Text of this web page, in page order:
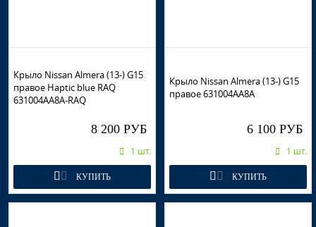
Крыло Nissan Almera (13-) G15
правое Haptic blue RAQ
631004AA8A-RAQ
8 200 РУБ
1 шт.
КУПИТЬ
Крыло Nissan Almera (13-) G15
правое 631004AA8A
6 100 РУБ
1 шт.
КУПИТЬ